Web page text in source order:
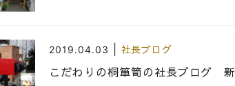
2019.04.03 社長ブログ
こだわりの桐箪笥の社長ブログ 新